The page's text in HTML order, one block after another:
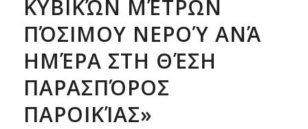
ΚΥΒΙΚΏΝ ΜΈΤΡΩΝ
ΠΌΣΙΜΟΥ ΝΕΡΟΎ ΑΝΆ
ΗΜΈΡΑ ΣΤΗ ΘΈΣΗ
ΠΑΡΑΣΠΌΡΟΣ
ΠΑΡΟΙΚΊΑΣ»